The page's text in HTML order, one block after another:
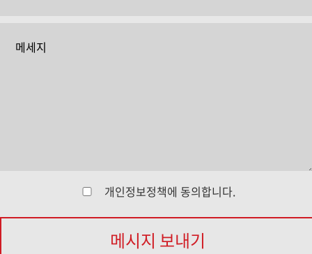
개인정보정책에 동의합니다.
메시지 보내기